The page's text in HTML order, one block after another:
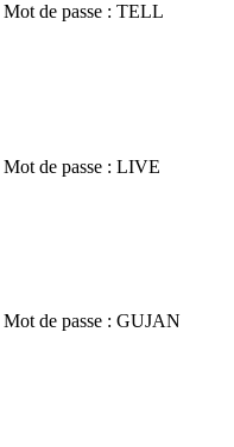
Mot de passe : TELL
Mot de passe : LIVE
Mot de passe : GUJAN